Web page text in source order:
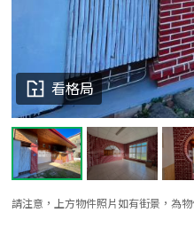
請注意，上方物件照片如有街景，為
看格局